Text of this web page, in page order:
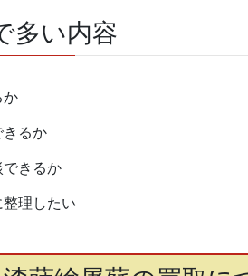
多い内容
か
きるか
できるか
理したい